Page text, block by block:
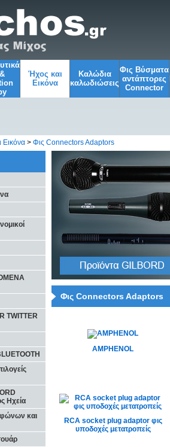
Ήχος και
Εικόνα
Kαλώδια
καλωδιώσεις
Φις Βύσματα
αντάπτορες
Connector
Εικόνα > Φις Connectors Adaptors
Φις Connectors Adaptors
AMPHENOL
RCA socket plug adaptor φις
υποδοχές μετατροπείς
TWITTER
Ηχεία
και